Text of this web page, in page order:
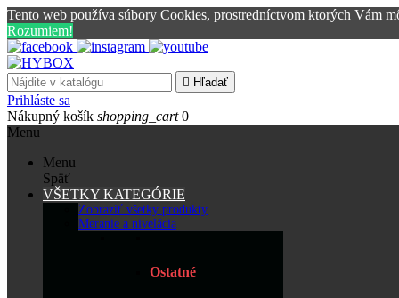
Tento web používa súbory Cookies, prostredníctvom ktorých Vám
Rozumiem!
 Hľadať
Prihláste sa
Nákupný košík shopping_cart 0
Menu
Menu
Späť
VŠETKY KATEGÓRIE
Zobraziť všetky produkty
Meranie a nivelácia
Ostatné